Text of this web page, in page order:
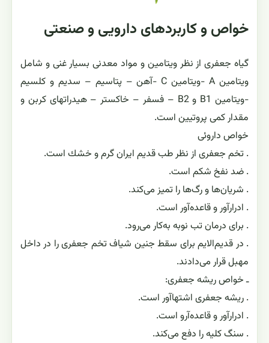
خواص و کاربردهای دارویی و صنعتی
گیاه جعفری از نظر ویتامین و مواد معدنی بسیار غنی و شامل
ویتامین A -ویتامین C -آهن – پتاسیم – سدیم و کلسیم
-ویتامین B1 و B2 – فسفر – خاکستر – هیدراتهای کربن و
مقدار کمی پروتیین است.
خواص داروئی
. تخم جعفری از نظر طب قدیم ایران گرم و خشك است‌.
. ضد نفخ شكم است‌.
. شریان‌ها و رگ‌ها را تمیز می‌كند‌.
. ادرار‌آور و قاعده‌آور است.
. برای درمان تب نوبه به‌كار می‌رود‌.
. در قدیم‌الایم برای سقط جنین شیاف تخم جعفری را در داخل
مهبل قرار می‌دادند.
ـ خواص ریشه جعفری:
. ریشه جعفری اشتهاآور است‌.
. ادرارآور و قاعده‌آرو است.
. سنگ كلیه را دفع می‌كند.